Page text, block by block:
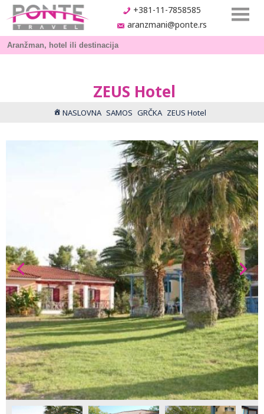
+381-11-7858585
aranzmani@ponte.rs
ZEUS Hotel
NASLOVNA SAMOS GRČKA ZEUS Hotel